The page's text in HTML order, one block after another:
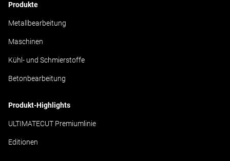
Produkte
Metallbearbeitung
Maschinen
Kühl- und Schmierstoffe
Betonbearbeitung
Produkt-Highlights
ULTIMATECUT Premiumlinie
Editionen